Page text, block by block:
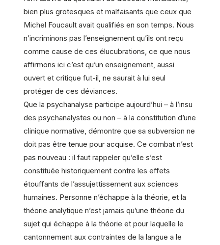
bien plus grotesques et malfaisants que ceux que
Michel Foucault avait qualifiés en son temps. Nous
n’incriminons pas l’enseignement qu’ils ont reçu
comme cause de ces élucubrations, ce que nous
affirmons ici c’est qu’un enseignement, aussi
ouvert et critique fut-il, ne saurait à lui seul
protéger de ces déviances.
Que la psychanalyse participe aujourd’hui – à l’insu
des psychanalystes ou non – à la constitution d’une
clinique normative, démontre que sa subversion ne
doit pas être tenue pour acquise. Ce combat n’est
pas nouveau : il faut rappeler qu’elle s’est
constituée historiquement contre les effets
étouffants de l’assujettissement aux sciences
humaines. Personne n’échappe à la théorie, et la
théorie analytique n’est jamais qu’une théorie du
sujet qui échappe à la théorie et pour laquelle le
cantonnement aux contraintes de la langue a le